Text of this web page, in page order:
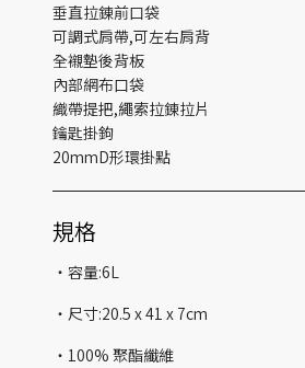
垂直拉錬前口袋
可調式肩帶,可左右肩背
全襯墊後背板
內部網布口袋
織帶提把,繩索拉錬拉片
鑰匙掛鉤
20mmD形環掛點
規格
・容量:6L
・尺寸:20.5 x 41 x 7cm
・100% 聚酯纖維